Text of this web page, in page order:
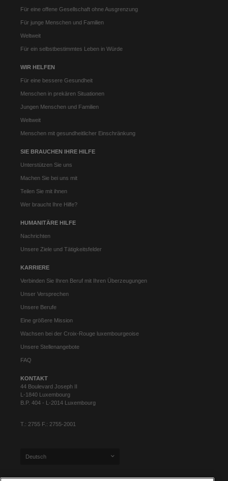
Für eine offene Gesellschaft ohne Ausgrenzung
Für junge Menschen und Familien
Weltweit
Für ein selbstbestimmtes Leben in Würde
WIR HELFEN
Für eine bessere Gesundheit
Menschen in prekären Situationen
Jungen Menschen und Familien
Weltweit
Menschen mit gesundheitlicher Einschränkung
SIE BRAUCHEN IHRE HILFE
Unterstützen Sie uns
Machen Sie bei uns mit
Teilen Sie mit ihnen
Wer braucht Ihre Hilfe?
HUMANITÄRE HILFE
Nachrichten
Unsere Ziele und Tätigkeitsfelder
KARRIERE
Verbinden Sie Ihren Beruf mit Ihren Überzeugungen
Unser Versprechen
Unsere Berufe
Eine größere Mission
Wachsen bei der Croix-Rouge luxembourgeoise
Unsere Stellenangebote
FAQ
KONTAKT
44 Boulevard Joseph II
L-1840 Luxembourg
B.P. 404 - L-2014 Luxembourg
T.: 2755 F.: 2755-2001
Deutsch